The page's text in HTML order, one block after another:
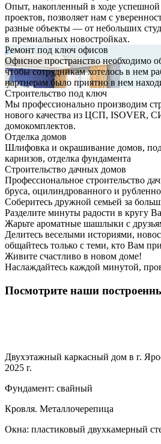
Опыт, накопленный в ходе успешной
проектов, позволяет нам с
разные объекты — от небольших
в премиальных новостройках.
Ремонт под ключ офисов
Офисное пространство необходимо
чтобы сотрудникам хотелось в нем
партнерам было приятно в нем
Строительство под ключ
Мы профессионально производим
нового качества из ЦСП, ISOVER,
домокомплектов.
Отделка домов
Шлифовка и окрашивание домов,
карнизов, отделка фундамента
Строительство дачных домов
Профессиональное строительство
бруса, оцилиндрованного и
Соберитесь дружной семьей за
Разделите минуты радости в кругу
Жарьте ароматные шашлыки с
Делитесь веселыми историями,
общайтесь только с теми, кто Вам
Живите счастливо в новом доме!
Наслаждайтесь каждой минутой,
Посмотрите наши
Двухэтажный каркасный дом в г.
2025 г.
Фундамент: свайный
Кровля. Металлочерепица
Окна: пластиковый двухкамерный